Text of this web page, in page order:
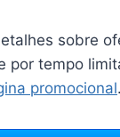
sobre
por tempo
promocional.